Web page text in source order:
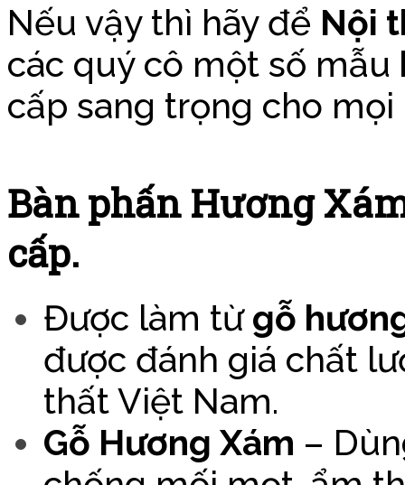
Nếu vậy thì hãy để Nội
các quý cô một số mẫu
cấp sang trọng cho mọi
Bàn phấn Hương
cấp.
Được làm từgỗ
được đánh giá chất
thất Việt Nam.
Gỗ Hương Xám –